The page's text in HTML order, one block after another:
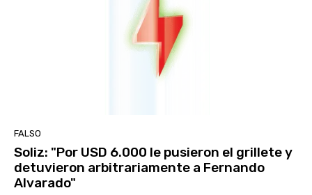
FALSO
Soliz: "Por USD 6.000 le pusieron el grillete y
detuvieron arbitrariamente a Fernando
Alvarado"